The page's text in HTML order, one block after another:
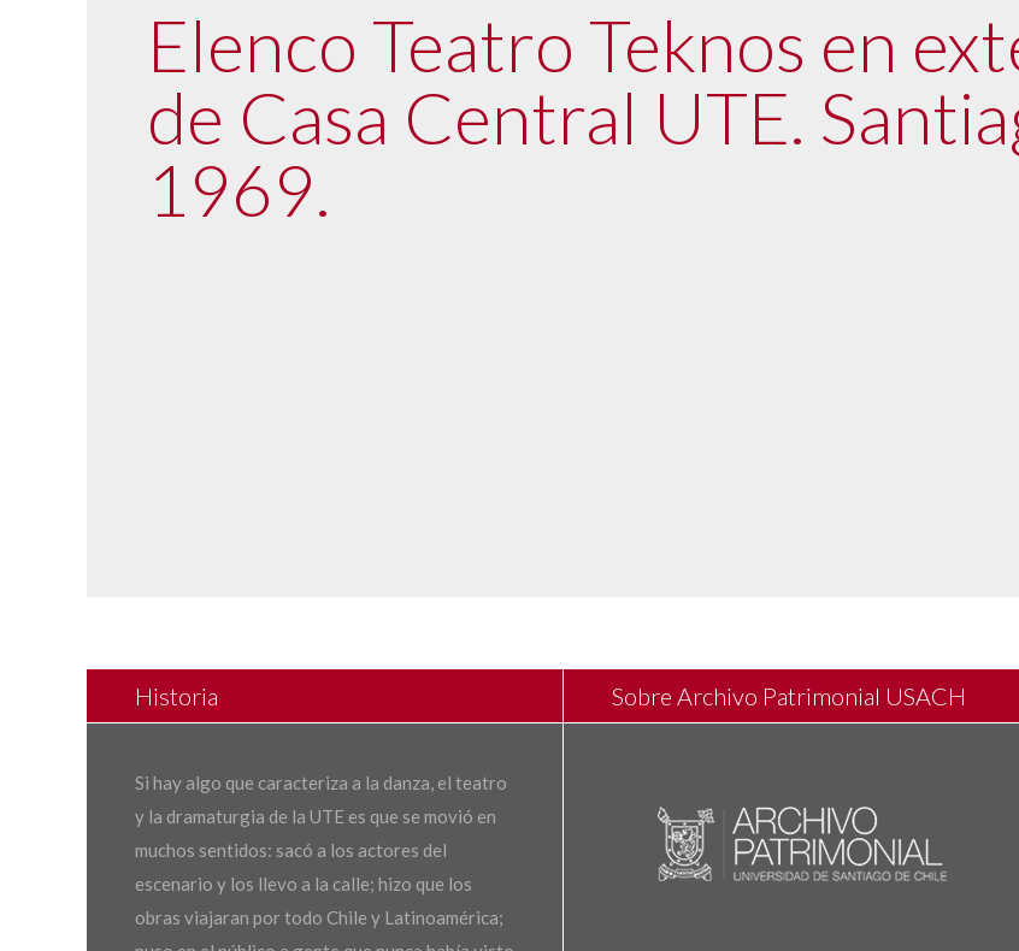
Elenco Teatro Teknos en
de Casa Central UTE.
1969.
Historia
Si hay algo que caracteriza a la danza, el teatro
y la dramaturgia de la UTE es que se movió en
muchos sentidos: sacó a los actores del
escenario y los llevo a la calle; hizo que los
obras viajaran por todo Chile y Latinoamérica;
Sobre Archivo Patrimonial USACH